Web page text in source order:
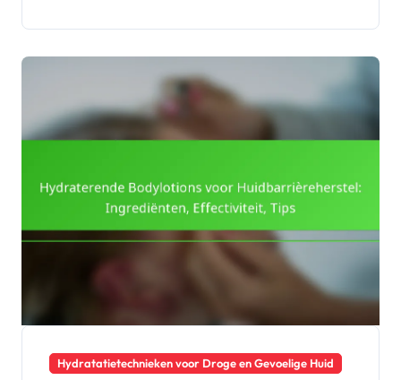
Hydratatietechnieken voor Droge en Gevoelige Huid